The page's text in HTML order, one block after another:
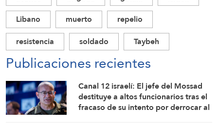
Libano
muerto
repelio
resistencia
soldado Taybeh
Publicaciones recientes
Canal 12 israelí: El jefe del Mossad
destituye a altos funcionarios tras el
fracaso de su intento por derrocar al